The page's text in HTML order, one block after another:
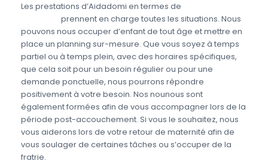
Les prestations d’Aidadomi en termes de
prennent en charge toutes les situations. Nous
pouvons nous occuper d’enfant de tout âge et mettre en
place un planning sur-mesure. Que vous soyez à temps
partiel ou à temps plein, avec des horaires spécifiques,
que cela soit pour un besoin régulier ou pour une
demande ponctuelle, nous pourrons répondre
positivement à votre besoin. Nos nounous sont
également formées afin de vous accompagner lors de la
période post-accouchement. Si vous le souhaitez, nous
vous aiderons lors de votre retour de maternité afin de
vous soulager de certaines tâches ou s’occuper de la
fratrie.